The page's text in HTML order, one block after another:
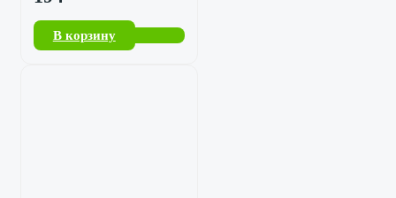
В корзину